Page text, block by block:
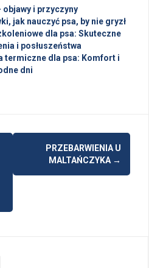
objawy i przyczyny
jak nauczyć psa, by nie gryzł
dla psa: Skuteczne
i posłuszeństwa
termiczne dla psa: Komfort i
dni
PRZEBARWIENIA U
MALTAŃCZYKA →